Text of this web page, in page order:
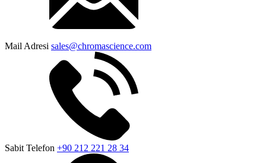
Mail Adresi sales@chromascience.com
Sabit Telefon +90 212 221 28 34